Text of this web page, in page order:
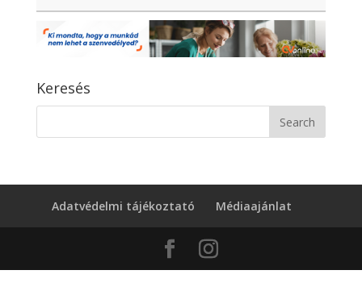
Keresés
Adatvédelmi tájékoztató Médiaajánlat